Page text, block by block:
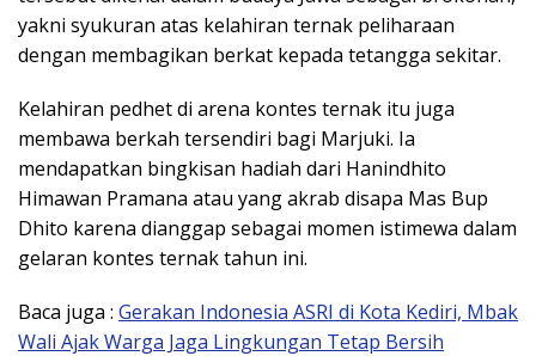
yakni syukuran atas kelahiran ternak peliharaan
dengan membagikan berkat kepada tetangga sekitar.
Kelahiran pedhet di arena kontes ternak itu juga
membawa berkah tersendiri bagi Marjuki. Ia
mendapatkan bingkisan hadiah dari Hanindhito
Himawan Pramana atau yang akrab disapa Mas Bup
Dhito karena dianggap sebagai momen istimewa dalam
gelaran kontes ternak tahun ini.
Baca juga : Gerakan Indonesia ASRI di Kota Kediri, Mbak
Wali Ajak Warga Jaga Lingkungan Tetap Bersih